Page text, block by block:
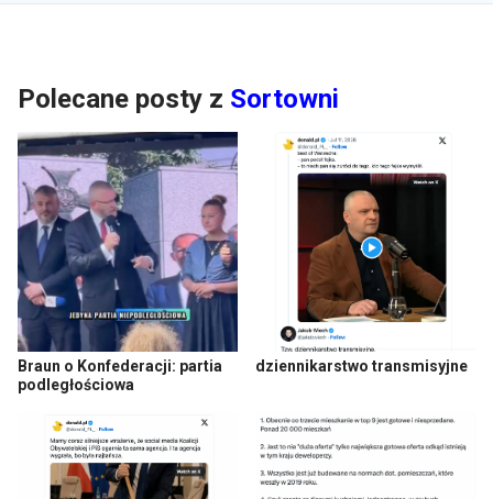
Polecane posty z Sortowni
Braun o Konfederacji: partia
podległościowa
dziennikarstwo transmisyjne